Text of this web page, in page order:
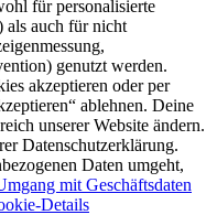
für personalisierte
auch für nicht
genutzt werden.
akzeptieren oder per
ablehnen. Deine
unserer Website ändern.
Datenschutzerklärung.
Daten umgeht,
mit Geschäftsdaten
Details